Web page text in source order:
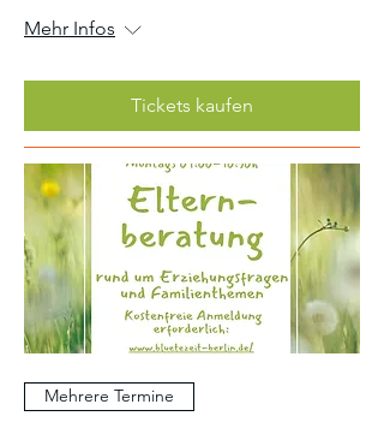
Mehr Infos
Tickets kaufen
Mehrere Termine